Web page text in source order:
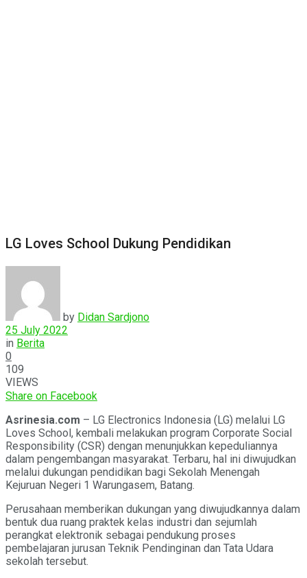
LG Loves School Dukung Pendidikan
by Didan Sardjono
25 July 2022
in Berita
0
109
VIEWS
Share on Facebook
Asrinesia.com – LG Electronics Indonesia (LG) melalui LG
Loves School, kembali melakukan program Corporate Social
Responsibility (CSR) dengan menunjukkan kepeduliannya
dalam pengembangan masyarakat. Terbaru, hal ini diwujudkan
melalui dukungan pendidikan bagi Sekolah Menengah
Kejuruan Negeri 1 Warungasem, Batang.
Perusahaan memberikan dukungan yang diwujudkannya dalam
bentuk dua ruang praktek kelas industri dan sejumlah
perangkat elektronik sebagai pendukung proses
pembelajaran jurusan Teknik Pendinginan dan Tata Udara
sekolah tersebut.